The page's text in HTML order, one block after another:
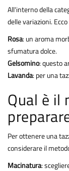
All'interno della
delle variazioni.
Rosa: un aroma
sfumatura dolce.
Gelsomino: questo
Lavanda: per una
Qual è il
Per ottenere una
considerare il
Macinatura: